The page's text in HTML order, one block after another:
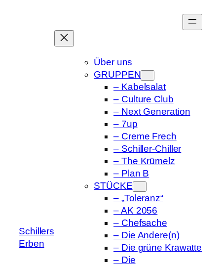
Schillers
Erben
Über uns
GRUPPEN
– Kabelsalat
– Culture Club
– Next Generation
– 7up
– Creme Frech
– Schiller-Chiller
– The Krümelz
– Plan B
STÜCKE
– „Toleranz“
– AK 2056
– Chefsache
– Die Andere(n)
– Die grüne Krawatte
– Die